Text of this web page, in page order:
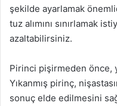
şekilde ayarlamak
tuz alımını sınırlamak
azaltabilirsiniz.
Pirinci pişirmeden önce,
Yıkanmış pirinç,
sonuç elde edilmesini